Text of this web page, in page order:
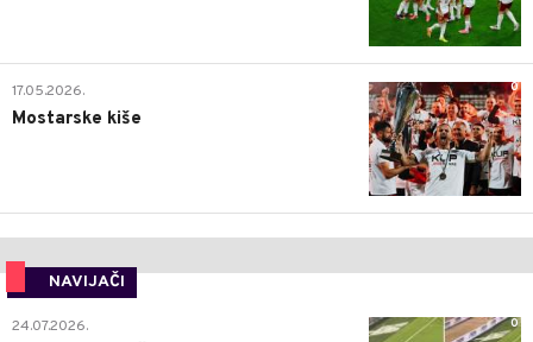
0
17.05.2026.
Mostarske kiše
NAVIJAČI
0
24.07.2026.